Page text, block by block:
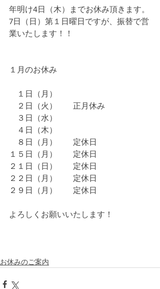
年明け4日（木）までお休み頂きます。
7日（日）第１日曜日ですが、振替で営
業いたします！！
１月のお休み
１日（月）
２日（火）        正月休み
３日（水）
４日（木）
８日（月）        定休日
１５日（月）        定休日
２１日（日）        定休日
２２日（月）        定休日
２９日（月）        定休日
よろしくお願いいたします！
お休みのご案内